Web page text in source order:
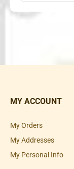
MY ACCOUNT
My Orders
My Addresses
My Personal Info